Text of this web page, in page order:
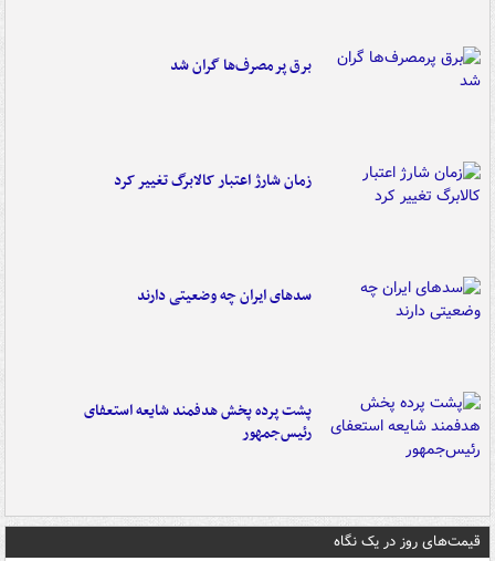
برق پرمصرف‌ها گران شد
زمان شارژ اعتبار کالابرگ تغییر کرد
سدهای ایران چه وضعیتی دارند
پشت پرده پخش هدفمند شایعه استعفای
رئیس‌جمهور
قیمت‌های روز در یک نگاه